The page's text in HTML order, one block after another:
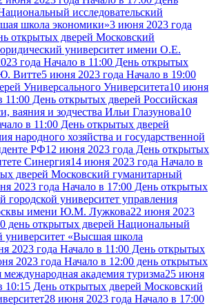
исследовательский
школа экономики»3 июня 2023 года
открытых дверей Московский
университет имени О.Е.
года Начало в 11:00 День открытых
Витте5 июня 2023 года Начало в 19:00
Универсального Университета10 июня
11:00 День открытых дверей Российская
ваяния и зодчества Ильи Глазунова10
в 11:00 День открытых дверей
народного хозяйства и государственной
РФ12 июня 2023 года День открытых
Синергия14 июня 2023 года Начало в
дверей Московский гуманитарный
2023 года Начало в 17:00 День открытых
городской университет управления
имени Ю.М. Лужкова22 июня 2023
день открытых дверей Национальный
университет «Высшая школа
2023 года Начало в 11:00 День открытых
2023 года Начало в 12:00 день открытых
международная академия туризма25 июня
10:15 День открытых дверей Московский
28 июня 2023 года Начало в 17:00